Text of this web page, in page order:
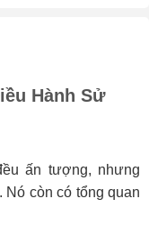
Hành Sử
ấn tượng, nhưng
còn có tổng quan